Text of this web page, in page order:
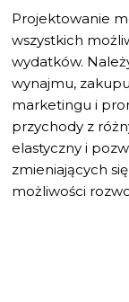
Projektowanie
wszystkich
wydatków.
wynajmu,
marketingu i
przychody z
elastyczny i
zmieniających
możliwości